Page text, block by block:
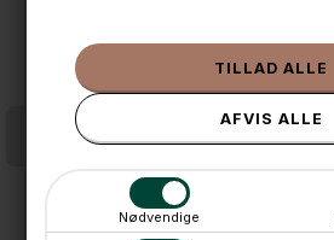
Nødvendige